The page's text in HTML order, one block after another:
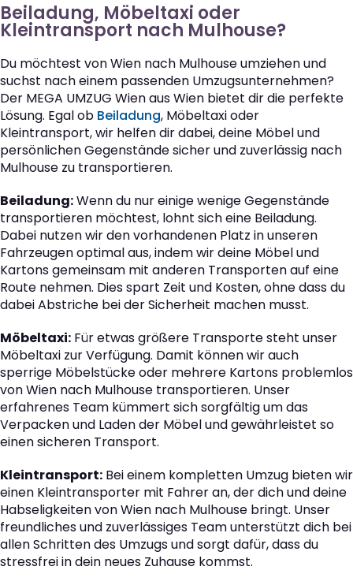
Beiladung, Möbeltaxi oder
Kleintransport nach Mulhouse?
Du möchtest von Wien nach Mulhouse umziehen und
suchst nach einem passenden Umzugsunternehmen?
Der MEGA UMZUG Wien aus Wien bietet dir die perfekte
Lösung. Egal ob Beiladung, Möbeltaxi oder
Kleintransport, wir helfen dir dabei, deine Möbel und
persönlichen Gegenstände sicher und zuverlässig nach
Mulhouse zu transportieren.
Beiladung:Wenn du nur einige wenige Gegenstände
transportieren möchtest, lohnt sich eine Beiladung.
Dabei nutzen wir den vorhandenen Platz in unseren
Fahrzeugen optimal aus, indem wir deine Möbel und
Kartons gemeinsam mit anderen Transporten auf eine
Route nehmen. Dies spart Zeit und Kosten, ohne dass du
dabei Abstriche bei der Sicherheit machen musst.
Möbeltaxi: Für etwas größere Transporte steht unser
Möbeltaxi zur Verfügung. Damit können wir auch
sperrige Möbelstücke oder mehrere Kartons problemlos
von Wien nach Mulhouse transportieren. Unser
erfahrenes Team kümmert sich sorgfältig um das
Verpacken und Laden der Möbel und gewährleistet so
einen sicheren Transport.
Kleintransport: Bei einem kompletten Umzug bieten wir
einen Kleintransporter mit Fahrer an, der dich und deine
Habseligkeiten von Wien nach Mulhouse bringt. Unser
freundliches und zuverlässiges Team unterstützt dich bei
allen Schritten des Umzugs und sorgt dafür, dass du
stressfrei in dein neues Zuhause kommst.